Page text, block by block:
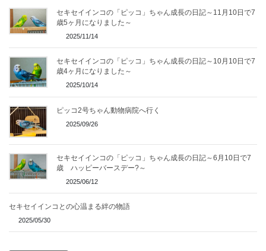
セキセイインコの「ピッコ」ちゃん成長の日記～11月10日で7
歳5ヶ月になりました～
2025/11/14
セキセイインコの「ピッコ」ちゃん成長の日記～10月10日で7
歳4ヶ月になりました～
2025/10/14
ピッコ2号ちゃん動物病院へ行く
2025/09/26
セキセイインコの「ピッコ」ちゃん成長の日記～6月10日で7
歳 ハッピーバースデー?～
2025/06/12
セキセイインコとの心温まる絆の物語
2025/05/30